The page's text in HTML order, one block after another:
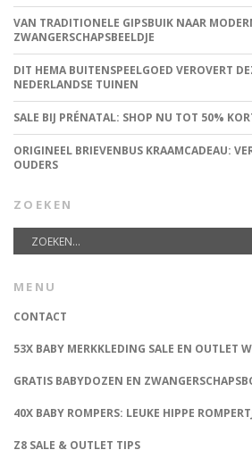
VAN TRADITIONELE GIPSBUIK NAAR
ZWANGERSCHAPSBEELDJE
DIT HEMA BUITENSPEELGOED VEROVERT
NEDERLANDSE TUINEN
SALE BIJ PRÉNATAL: SHOP NU TOT 50%
ORIGINEEL BRIEVENBUS KRAAMCADEAU:
OUDERS
ZOEKEN
MENU
CONTACT
53X BABY MERKKLEDING SALE EN OUTLET
GRATIS BABYDOZEN EN
40X BABY ROMPERS: LEUKE HIPPE
Z8 SALE & OUTLET TIPS